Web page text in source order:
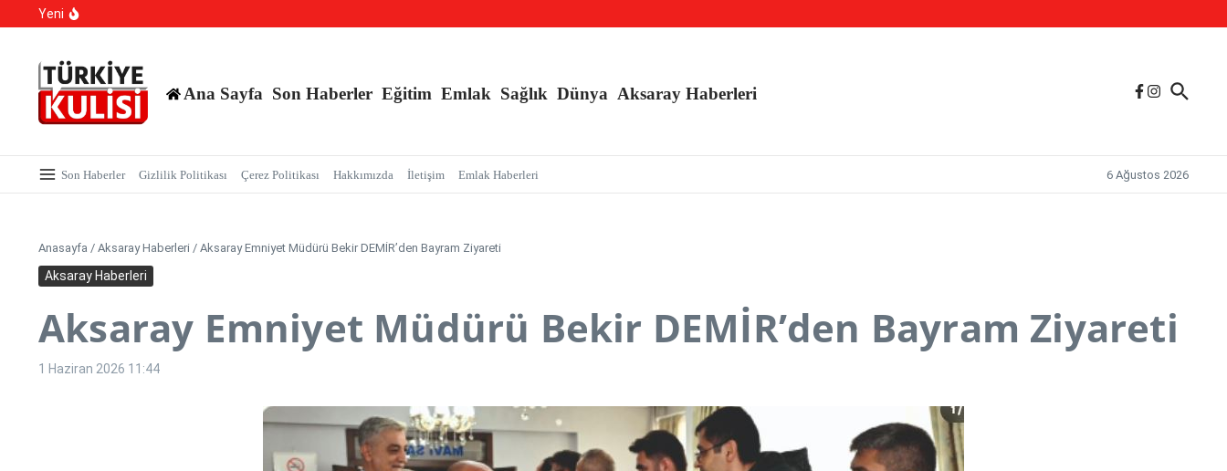
İçeriğe atla
Yeni
Hangi Hatalar Çocuk Dünyasını Yıkar?
Ana Sayfa Son Haberler Eğitim Emlak Sağlık Dünya Aksaray Haberleri
Son Haberler Gizlilik Politikası Çerez Politikası Hakkımızda İletişim Emlak Haberleri 6 Ağustos 2026
Anasayfa / Aksaray Haberleri / Aksaray Emniyet Müdürü Bekir DEMİR’den Bayram Ziyareti
Aksaray Haberleri
Aksaray Emniyet Müdürü Bekir DEMİR’den Bayram Ziyareti
1 Haziran 2026 11:44